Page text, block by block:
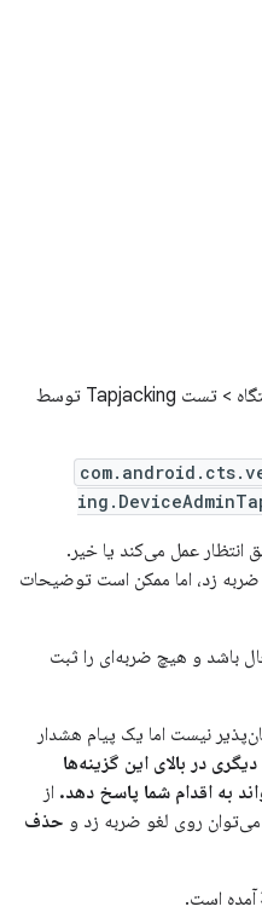
تست: تأییدکننده Cts > مدیریت دستگاه > تست Tapjacking توسط
انتظار عمل می‌کند یا خیر.
زد، اما ممکن است توضیحات
باشد و هیچ ضربه‌ای را ثبت
نیست اما یک پیام هشدار
در بالای این گزینه‌ها
به اقدام شما پاسخ دهد. از
روی لغو ضربه زد و حذف